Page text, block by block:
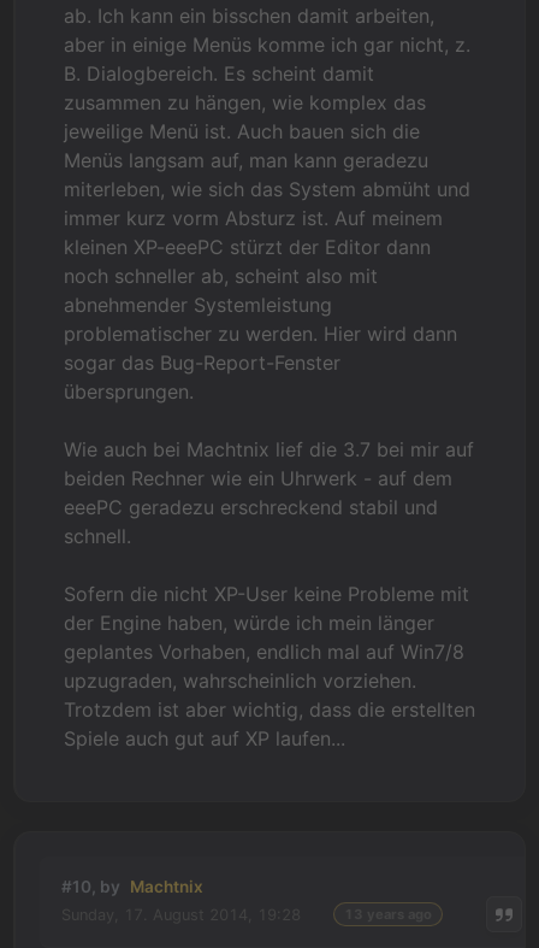
ab. Ich kann ein bisschen damit arbeiten,
aber in einige Menüs komme ich gar nicht, z.
B. Dialogbereich. Es scheint damit
zusammen zu hängen, wie komplex das
jeweilige Menü ist. Auch bauen sich die
Menüs langsam auf, man kann geradezu
miterleben, wie sich das System abmüht und
immer kurz vorm Absturz ist. Auf meinem
kleinen XP-eeePC stürzt der Editor dann
noch schneller ab, scheint also mit
abnehmender Systemleistung
problematischer zu werden. Hier wird dann
sogar das Bug-Report-Fenster
übersprungen.
Wie auch bei Machtnix lief die 3.7 bei mir auf
beiden Rechner wie ein Uhrwerk - auf dem
eeePC geradezu erschreckend stabil und
schnell.
Sofern die nicht XP-User keine Probleme mit
der Engine haben, würde ich mein länger
geplantes Vorhaben, endlich mal auf Win7/8
upzugraden, wahrscheinlich vorziehen.
Trotzdem ist aber wichtig, dass die erstellten
Spiele auch gut auf XP laufen...
#10, by Machtnix